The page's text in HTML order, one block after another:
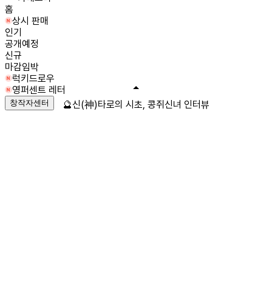
홈
상시 판매
인기
공개예정
신규
마감임박
럭키드로우
영퍼센트 레터
창작자센터 🔮신(神)타로의 시초, 콩쥐신녀 인터뷰